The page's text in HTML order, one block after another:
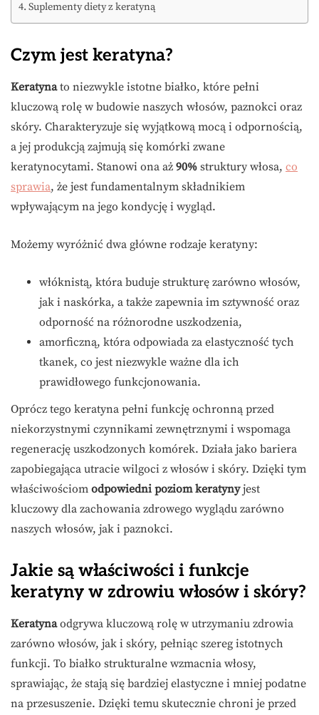
Suplementy diety z keratyną
Czym jest keratyna?
Keratynato niezwykle istotne białko, które pełni
kluczową rolę w budowie naszych włosów, paznokci oraz
skóry. Charakteryzuje się wyjątkową mocą i odpornością,
a jej produkcją zajmują się komórki zwane
keratynocytami. Stanowi ona aż 90% struktury włosa, co
sprawia, że jest fundamentalnym składnikiem
wpływającym na jego kondycję i wygląd.
Możemy wyróżnić dwa główne rodzaje keratyny:
włóknistą, która buduje strukturę zarówno włosów,
jak i naskórka, a także zapewnia im sztywność oraz
odporność na różnorodne uszkodzenia,
amorficzną, która odpowiada za elastyczność tych
tkanek, co jest niezwykle ważne dla ich
prawidłowego funkcjonowania.
Oprócz tego keratyna pełni funkcję ochronną przed
niekorzystnymi czynnikami zewnętrznymi i wspomaga
regenerację uszkodzonych komórek. Działa jako bariera
zapobiegająca utracie wilgoci z włosów i skóry. Dzięki tym
właściwościom odpowiedni poziom keratynyjest
kluczowy dla zachowania zdrowego wyglądu zarówno
naszych włosów, jak i paznokci.
Jakie są właściwości i funkcje
keratyny w zdrowiu włosów i skóry?
Keratynaodgrywa kluczową rolę w utrzymaniu zdrowia
zarówno włosów, jak i skóry, pełniąc szereg istotnych
funkcji. To białko strukturalne wzmacnia włosy,
sprawiając, że stają się bardziej elastyczne i mniej podatne
na przesuszenie. Dzięki temu skutecznie chroni je przed